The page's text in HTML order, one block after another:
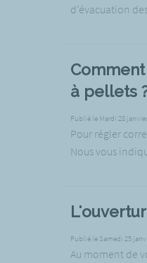
d’évacuation
à pellets
Publié le Mardi 28
Pour régler
Nous vous
Publié le Samedi 25
Au moment de